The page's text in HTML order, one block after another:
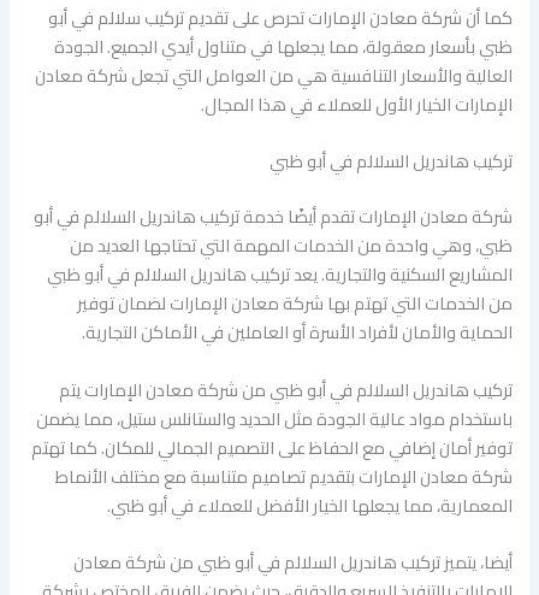
كما أن شركة معادن الإمارات تحرص على تقديم تركيب سلالم في أبو
ظبي بأسعار معقولة، مما يجعلها في متناول أيدي الجميع. الجودة
العالية والأسعار التنافسية هي من العوامل التي تجعل شركة معادن
الإمارات الخيار الأول للعملاء في هذا المجال.
تركيب هاندريل السلالم في أبو ظبي
شركة معادن الإمارات تقدم أيضًا خدمة تركيب هاندريل السلالم في أبو
ظبي، وهي واحدة من الخدمات المهمة التي تحتاجها العديد من
المشاريع السكنية والتجارية. يعد تركيب هاندريل السلالم في أبو ظبي
من الخدمات التي تهتم بها شركة معادن الإمارات لضمان توفير
الحماية والأمان لأفراد الأسرة أو العاملين في الأماكن التجارية.
تركيب هاندريل السلالم في أبو ظبي من شركة معادن الإمارات يتم
باستخدام مواد عالية الجودة مثل الحديد والستانلس ستيل، مما يضمن
توفير أمان إضافي مع الحفاظ على التصميم الجمالي للمكان. كما تهتم
شركة معادن الإمارات بتقديم تصاميم متناسبة مع مختلف الأنماط
المعمارية، مما يجعلها الخيار الأفضل للعملاء في أبو ظبي.
أيضا، يتميز تركيب هاندريل السلالم في أبو ظبي من شركة معادن